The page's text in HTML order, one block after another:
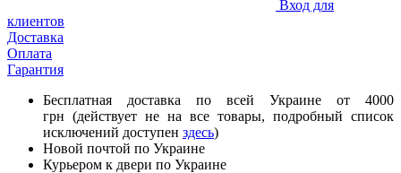
Вход для
клиентов
Доставка
Оплата
Гарантия
Бесплатная доставка по всей Украине от 4000
грн (действует не на все товары, подробный список
исключений доступен здесь)
Новой почтой по Украине
Курьером к двери по Украине